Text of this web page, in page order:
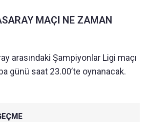
MAÇI NE ZAMAN
arasındaki Şampiyonlar Ligi maçı
günü saat 23.00’te oynanacak.